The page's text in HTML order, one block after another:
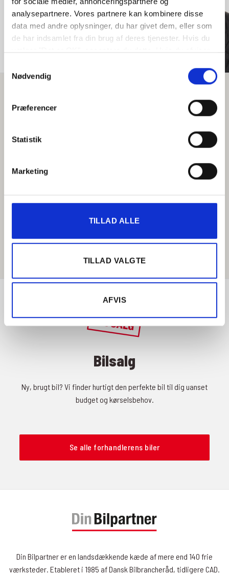
analysepartnere. Vores partnere kan kombinere disse
data med andre oplysninger, du har givet dem, eller som
de har indsamlet fra din brug af deres tjenester. Hvis du
vælger "Det er OK", acceptere du dette. Hvis du afviser
"indstil præferencer" for at administrere dine
Nødvendig
Præferencer
Statistik
Marketing
TILLAD ALLE
TILLAD VALGTE
AFVIS
John Kristiansen
Få rutevejledning
Bilsalg
Ny, brugt bil? Vi finder hurtigt den perfekte bil til dig uanset
budget og kørselsbehov.
Se alle forhandlerens biler
Din Bilpartner er en landsdækkende kæde af mere end 140 frie
værksteder. Etableret i 1985 af Dansk Bilbrancheråd, tidligere CAD.